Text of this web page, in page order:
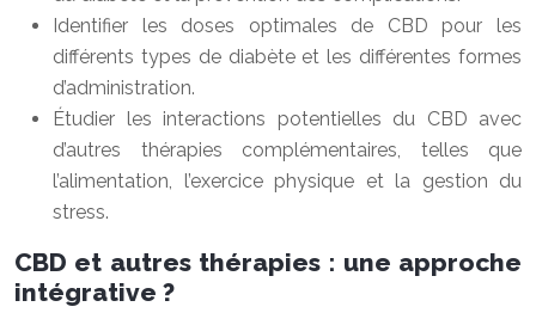
Identifier les doses optimales de CBD pour les
différents types de diabète et les différentes formes
d’administration.
Étudier les interactions potentielles du CBD avec
d’autres thérapies complémentaires, telles que
l’alimentation, l’exercice physique et la gestion du
stress.
CBD et autres thérapies : une approche
intégrative ?